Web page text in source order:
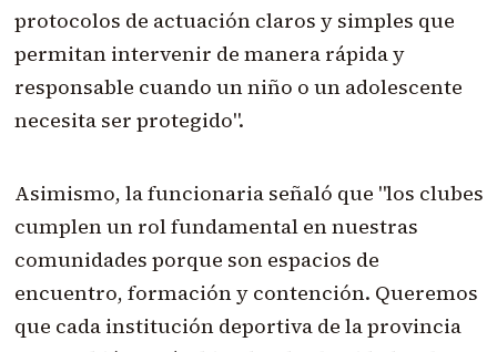
protocolos de actuación claros y simples que
permitan intervenir de manera rápida y
responsable cuando un niño o un adolescente
necesita ser protegido".
Asimismo, la funcionaria señaló que "los clubes
cumplen un rol fundamental en nuestras
comunidades porque son espacios de
encuentro, formación y contención. Queremos
que cada institución deportiva de la provincia